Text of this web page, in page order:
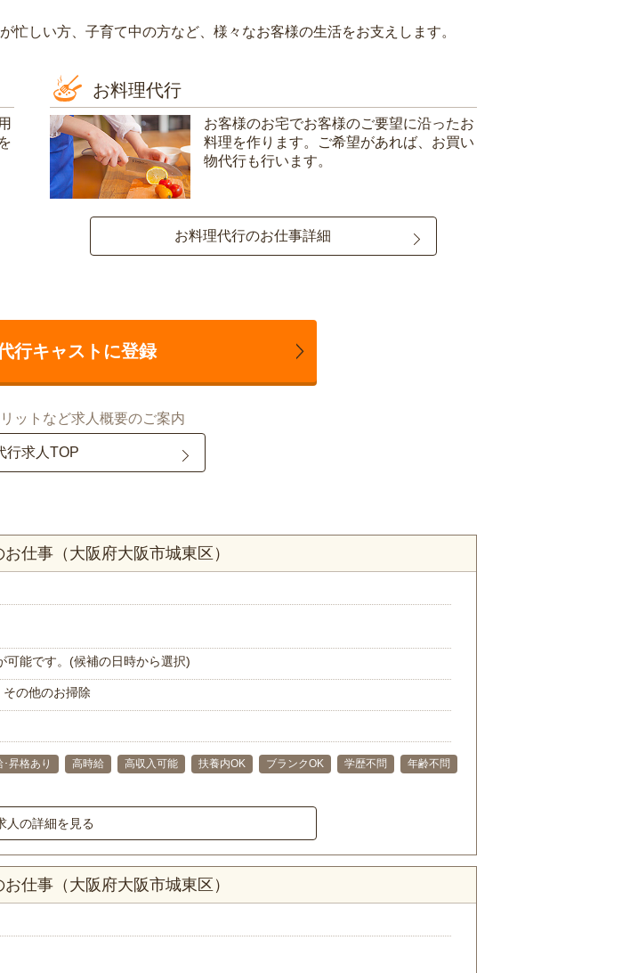
忙しい方、子育て中の方など、様々なお客様の生活をお支えします。
お料理代行
お客様のお宅でお客様のご要望に沿ったお
料理を作ります。ご希望があれば、お買い
物代行も行います。
お料理代行のお仕事詳細
行キャストに登録
ットなど求人概要のご案内
行求人TOP
仕事（大阪府大阪市城東区）
可能です。(候補の日時から選択)
の他のお掃除
･昇格あり 高時給 高収入可能 扶養内OK ブランクOK 学歴不問
年齢不問
人の詳細を見る
仕事（大阪府大阪市城東区）